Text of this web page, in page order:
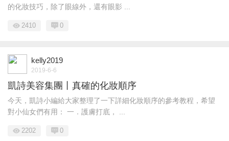
的化妝技巧，除了眼線外，還有眼影 ...
2410 0
kelly2019
2019-6-6
凱詩美容集團丨真確的化妝順序
今天，凱詩小編給大家整理了一下詳細化妝順序的參考教程，希望
對小仙女們有用： 一．護膚打底， ...
2202 0